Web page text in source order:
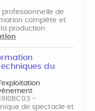
de
complète et
production
du
-
de spectacle et